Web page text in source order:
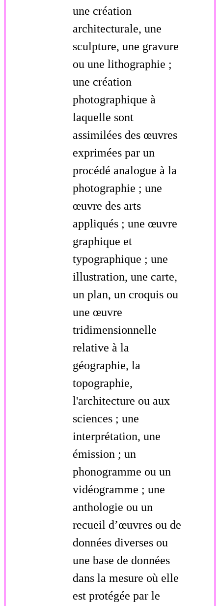
une création
architecturale, une
sculpture, une gravure
ou une lithographie ;
une création
photographique à
laquelle sont
assimilées des œuvres
exprimées par un
procédé analogue à la
photographie ; une
œuvre des arts
appliqués ; une œuvre
graphique et
typographique ; une
illustration, une carte,
un plan, un croquis ou
une œuvre
tridimensionnelle
relative à la
géographie, la
topographie,
l'architecture ou aux
sciences ; une
interprétation, une
émission ; un
phonogramme ou un
vidéogramme ; une
anthologie ou un
recueil d’œuvres ou de
données diverses ou
une base de données
dans la mesure où elle
est protégée par le